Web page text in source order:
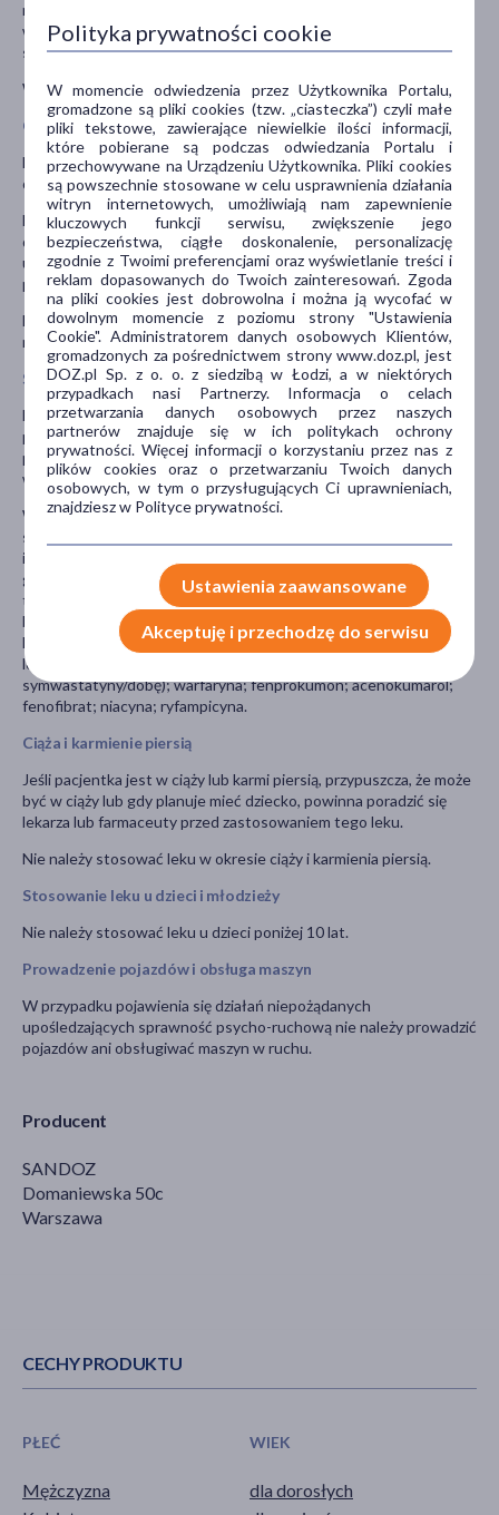
Producent
SANDOZ
Domaniewska 50c
Warszawa
niestrawność, biegunka, nudności, wymioty); wysypka, świąd,
wypadanie włosów; osłabienie; utrata pamięci,
splątanie; niewyraźne widzenie oraz zaburzenia widzenia.
Więcej informacji w ulotce dołączonej do leku.
Ostrzeżenia i środki ostrożności
Należy zachować szczególną ostrożność u pacjentów z miastenią
oraz zaburzeniami czynności wątroby.
Należy poinformować lekarza o: wszystkich aktualnych
dolegliwościach, przebytych chorobach, także o
uczuleniach; spożywaniu dużych ilości alkoholu; występowaniu w
przeszłości chorób wątroby; planowanym zabiegu operacyjnym.
Lek należy przechowywać w miejscu niewidocznym i
niedostępnym dla dzieci, poniżej 30°C.
Stosowanie innych leków
Należy powiedzieć lekarzowi o wszystkich lekach przyjmowanych
przez pacjenta obecnie lub ostatnio, a także o lekach, które
pacjent planuje przyjmować, w tym również o tych, które
wydawane są bez recepty.
W szczególności należy poinformować lekarza, jeśli pacjent
stosuje: kwas fusydowy (doustnie); cyklosporyna; danazol;
itrakonazol; ketokonazol; flukonazol; pozakonazol; worykonazol;
gemfibrozyl; bezafibrat; erytromycyna; klarytromycyna;
telitromycyna; indynawir; nelfinawir; rytonawir; sakwinawir;
boceprewir; telaprewir; elbaswir; grazoprewir; nefazodon;
kobicystat; amiodaron; werapamil; diltiazem; amlodypina;
lomitapid; daptomycyna; kolchicyna; tikagrelor (maks. 40 mg
symwastatyny/dobę); warfaryna; fenprokumon; acenokumarol;
fenofibrat; niacyna; ryfampicyna.
Ciąża i karmienie piersią
Jeśli pacjentka jest w ciąży lub karmi piersią, przypuszcza, że może
być w ciąży lub gdy planuje mieć dziecko, powinna poradzić się
lekarza lub farmaceuty przed zastosowaniem tego leku.
Nie należy stosować leku w okresie ciąży i karmienia piersią.
Stosowanie leku u dzieci i młodzieży
Nie należy stosować leku u dzieci poniżej 10 lat.
Prowadzenie pojazdów i obsługa maszyn
W przypadku pojawienia się działań niepożądanych
upośledzających sprawność psycho-ruchową nie należy prowadzić
pojazdów ani obsługiwać maszyn w ruchu.
CECHY PRODUKTU
PŁEĆ
Mężczyzna
WIEK
dla dorosłych
Polityka prywatności cookie
W momencie odwiedzenia przez Użytkownika Portalu,
gromadzone są pliki cookies (tzw. „ciasteczka”) czyli małe
pliki tekstowe, zawierające niewielkie ilości informacji,
które pobierane są podczas odwiedzania Portalu i
przechowywane na Urządzeniu Użytkownika. Pliki cookies
są powszechnie stosowane w celu usprawnienia działania
witryn internetowych, umożliwiają nam zapewnienie
kluczowych funkcji serwisu, zwiększenie jego
bezpieczeństwa, ciągłe doskonalenie, personalizację
zgodnie z Twoimi preferencjami oraz wyświetlanie treści i
reklam dopasowanych do Twoich zainteresowań. Zgoda
na pliki cookies jest dobrowolna i można ją wycofać w
dowolnym momencie z poziomu strony "Ustawienia
Cookie". Administratorem danych osobowych Klientów,
gromadzonych za pośrednictwem strony www.doz.pl, jest
DOZ.pl Sp. z o. o. z siedzibą w Łodzi, a w niektórych
przypadkach nasi Partnerzy. Informacja o celach
przetwarzania danych osobowych przez naszych
partnerów znajduje się w ich politykach ochrony
prywatności. Więcej informacji o korzystaniu przez nas z
plików cookies oraz o przetwarzaniu Twoich danych
osobowych, w tym o przysługujących Ci uprawnieniach,
znajdziesz w Polityce prywatności.
Ustawienia zaawansowane
Akceptuję i przechodzę do serwisu